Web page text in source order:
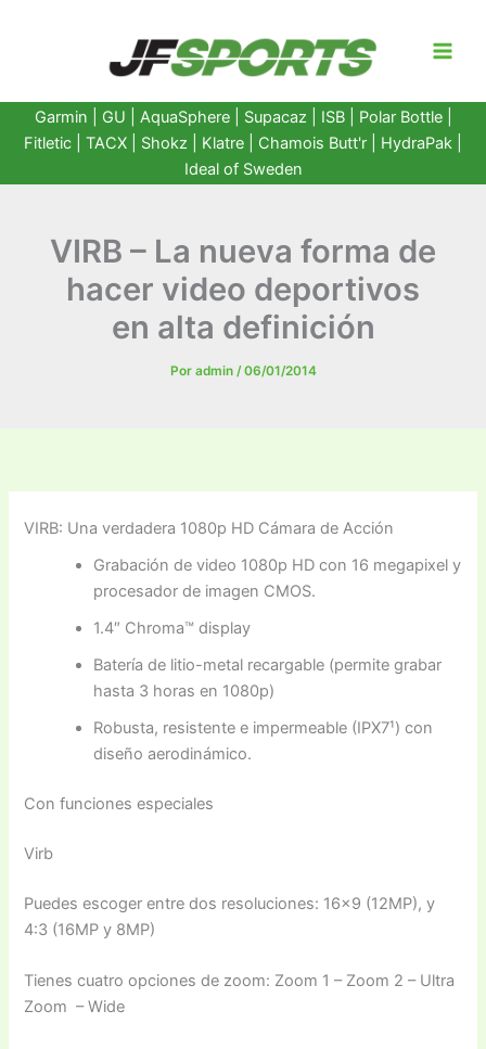
Garmin GU AquaSphere| Supacaz | ISB | Polar Bottle|
Fitletic
TACX Shokz Klatre Chamois Butt'r HydraPak
Ideal of Sweden
VIRB – La nueva forma de
hacer video deportivos
en alta definición
Por admin /06/01/2014
VIRB: Una verdadera 1080p HD Cámara de Acción
Grabación de video 1080p HD con 16 megapixel y
procesador de imagen CMOS.
1.4″ Chroma™ display
Batería de litio-metal recargable (permite grabar
hasta 3 horas en 1080p)
Robusta, resistente e impermeable (IPX7¹) con
diseño aerodinámico.
Con funciones especiales
Virb
Puedes escoger entre dos resoluciones: 16×9 (12MP), y
4:3 (16MP y 8MP)
Tienes cuatro opciones de zoom: Zoom 1 – Zoom 2 – Ultra
Zoom – Wide